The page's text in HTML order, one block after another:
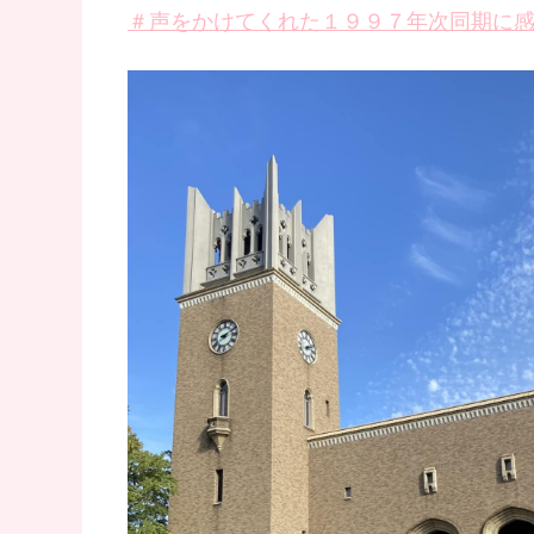
＃声をかけてくれた１９９７年次同期に